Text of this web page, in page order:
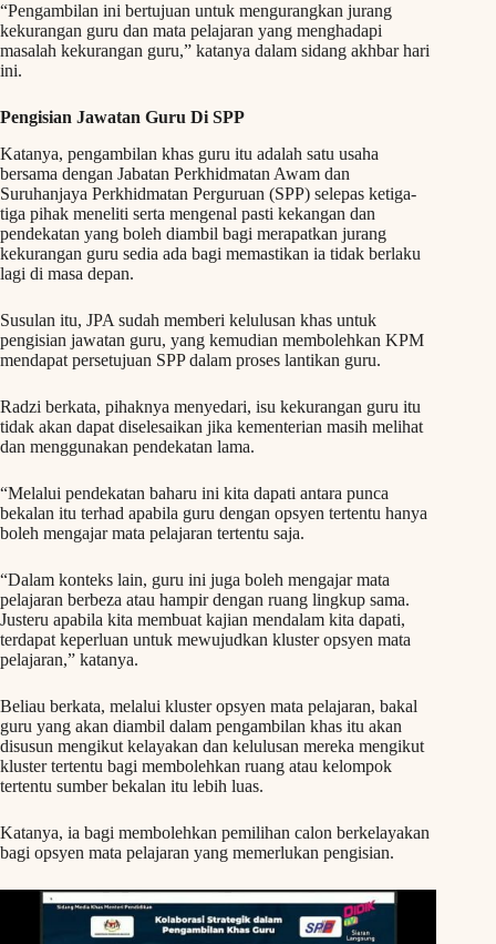
“Pengambilan ini bertujuan untuk mengurangkan jurang
kekurangan guru dan mata pelajaran yang menghadapi
masalah kekurangan guru,” katanya dalam sidang akhbar hari
ini.
Pengisian Jawatan Guru Di SPP
Katanya, pengambilan khas guru itu adalah satu usaha
bersama dengan Jabatan Perkhidmatan Awam dan
Suruhanjaya Perkhidmatan Perguruan (SPP) selepas ketiga-
tiga pihak meneliti serta mengenal pasti kekangan dan
pendekatan yang boleh diambil bagi merapatkan jurang
kekurangan guru sedia ada bagi memastikan ia tidak berlaku
lagi di masa depan.
Susulan itu, JPA sudah memberi kelulusan khas untuk
pengisian jawatan guru, yang kemudian membolehkan KPM
mendapat persetujuan SPP dalam proses lantikan guru.
Radzi berkata, pihaknya menyedari, isu kekurangan guru itu
tidak akan dapat diselesaikan jika kementerian masih melihat
dan menggunakan pendekatan lama.
“Melalui pendekatan baharu ini kita dapati antara punca
bekalan itu terhad apabila guru dengan opsyen tertentu hanya
boleh mengajar mata pelajaran tertentu saja.
“Dalam konteks lain, guru ini juga boleh mengajar mata
pelajaran berbeza atau hampir dengan ruang lingkup sama.
Justeru apabila kita membuat kajian mendalam kita dapati,
terdapat keperluan untuk mewujudkan kluster opsyen mata
pelajaran,” katanya.
Beliau berkata, melalui kluster opsyen mata pelajaran, bakal
guru yang akan diambil dalam pengambilan khas itu akan
disusun mengikut kelayakan dan kelulusan mereka mengikut
kluster tertentu bagi membolehkan ruang atau kelompok
tertentu sumber bekalan itu lebih luas.
Katanya, ia bagi membolehkan pemilihan calon berkelayakan
bagi opsyen mata pelajaran yang memerlukan pengisian.